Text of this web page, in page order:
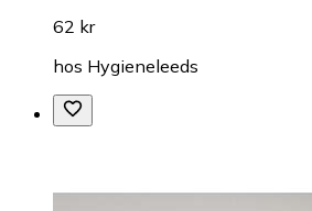
62 kr
hos Hygieneleeds